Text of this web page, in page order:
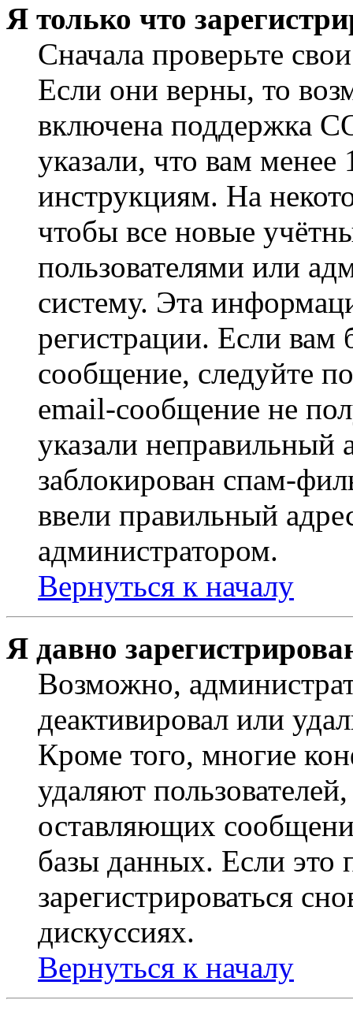
Я только что
Сначала проверьте
Если они верны, то
включена поддержка
указали, что вам
инструкциям. На
чтобы все новые
пользователями или
систему. Эта
регистрации. Если
сообщение, следуйте
email-сообщение не
указали неправильный
заблокирован спам-
ввели правильный
администратором.
Вернуться к началу
Я давно
Возможно,
деактивировал или
Кроме того, многие
удаляют
оставляющих
базы данных. Если это
зарегистрироваться
дискуссиях.
Вернуться к началу